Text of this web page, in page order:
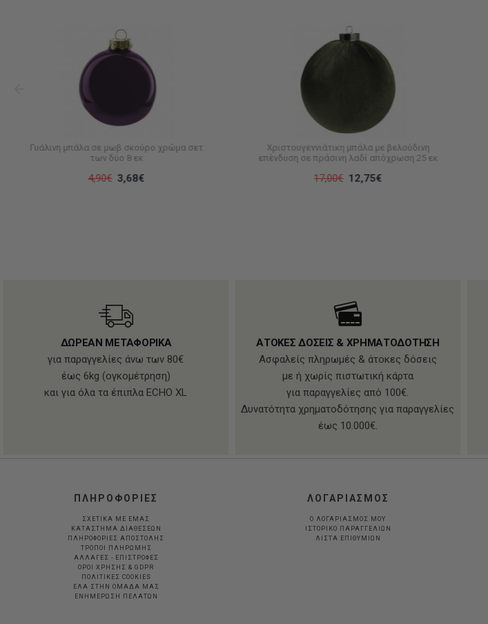
Γυάλινη μπάλα σε μωβ σκούρο χρώμα σετ
των δύο 8 εκ
4,90€ 3,68€
Χριστουγεννιάτικη μπάλα με βελούδινη
επένδυση σε πράσινη λαδί απόχρωση 25 εκ
17,00€ 12,75€
ΔΩΡΕΑΝ ΜΕΤΑΦΟΡΙΚΑ
για παραγγελίες άνω των 80€
έως 6kg (ογκομέτρηση)
και για όλα τα έπιπλα ECHO XL
ΑΤΟΚΕΣ ΔΟΣΕΙΣ & ΧΡΗΜΑΤΟΔΟΤΗΣΗ
Ασφαλείς πληρωμές & άτοκες δόσεις
με ή χωρίς πιστωτική κάρτα
για παραγγελίες από 100€.
Δυνατότητα χρηματοδότησης για παραγγελίες
έως 10.000€.
ΠΛΗΡΟΦΟΡΙΕΣ
ΣΧΕΤΙΚΑ ΜΕ ΕΜΑΣ
ΚΑΤΑΣΤΗΜΑ ΔΙΑΘΕΣΕΩΝ
ΠΛΗΡΟΦΟΡΙΕΣ ΑΠΟΣΤΟΛΗΣ
ΤΡΟΠΟΙ ΠΛΗΡΩΜΗΣ
ΑΛΛΑΓΕΣ - ΕΠΙΣΤΡΟΦΕΣ
ΟΡΟΙ ΧΡΗΣΗΣ & GDPR
ΠΟΛΙΤΙΚΕΣ COOKIES
ΕΛΑ ΣΤΗΝ ΟΜΑΔΑ ΜΑΣ
ΕΝΗΜΕΡΩΣΗ ΠΕΛΑΤΩΝ
ΛΟΓΑΡΙΑΣΜΟΣ
Ο ΛΟΓΑΡΙΑΣΜΟΣ ΜΟΥ
ΙΣΤΟΡΙΚΟ ΠΑΡΑΓΓΕΛΙΩΝ
ΛΙΣΤΑ ΕΠΙΘΥΜΙΩΝ